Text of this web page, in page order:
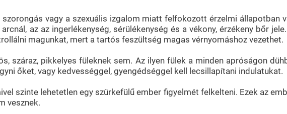
vagy a szexuális izgalom miatt felfokozott érzelmi állapotban
az az ingerlékenység, sérülékenység és a vékony, érzékeny bőr
magunkat, mert a tartós feszültség magas vérnyomáshoz vezethet.
száraz, pikkelyes füleknek sem. Az ilyen fülek a minden apróságon
őket, vagy kedvességgel, gyengédséggel kell lecsillapítani indulatukat.
szinte lehetetlen egy szürkefülű ember figyelmét felkelteni. Ezek az
vesznek.